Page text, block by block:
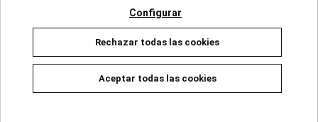
Configurar
Rechazar todas las cookies
Aceptar todas las cookies